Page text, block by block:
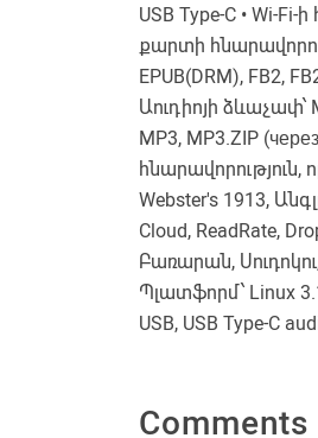
USB Type-C • Wi-Fi-
քարտի
EPUB(DRM), FB2,
Աուդիոյի ձևաչափ՝
MP3, MP3.ZIP
հնարավորություն,
Webster's 1913,
Cloud, ReadRate,
Բառարան,
Պլատֆորմ՝ Linux
USB, USB Type-C
Comments